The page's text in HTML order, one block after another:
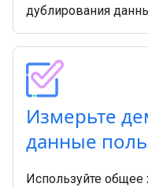
дублирования
Измерьте
данные
Используйте общее